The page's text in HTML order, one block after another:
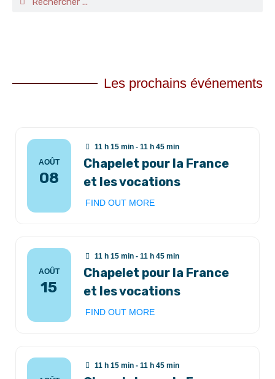
Les prochains événements
AOÛT
08
11 h 15 min - 11 h 45 min
Chapelet pour la France
et les vocations
FIND OUT MORE
AOÛT
15
11 h 15 min - 11 h 45 min
Chapelet pour la France
et les vocations
FIND OUT MORE
11 h 15 min - 11 h 45 min